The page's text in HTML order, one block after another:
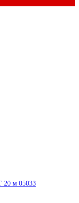
м 05033